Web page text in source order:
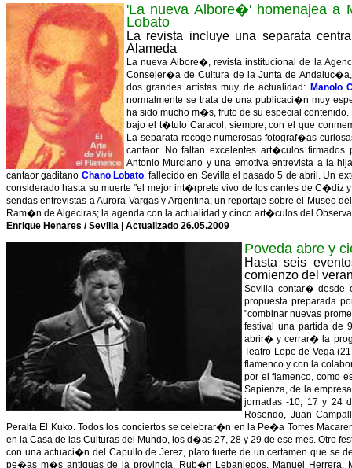
'La nueva Albore�' homenajea a
Lobato
La revista incluye una separata
Alameda
La nueva Albore�, revista institucional de la
Consejer�a de Cultura de la Junta de
dos grandes artistas muy de actualidad: Manolo
normalmente se trata de una publicaci�n muy
ha sido mucho m�s, fruto de su especial
bajo el t�tulo Caracol, siempre, con el que
La separata recoge numerosas fotograf�as
cantaor. No faltan excelentes art�culos
Antonio Murciano y una emotiva entrevista a la
cantaor gaditano Chano Lobato, fallecido en Sevilla el pasado 5 de abril. Un
considerado hasta su muerte "el mejor int�rprete vivo de los cantes de
sendas entrevistas a Aurora Vargas y Argentina; un reportaje sobre el Museo
Ram�n de Algeciras; la agenda con la actualidad y cinco art�culos del
Enrique Henares / Sevilla | Actualizado 26.05.2009
Poveda abre y
Hasta seis
comienzo del
Sevilla contar� desde
propuesta preparada
"combinar nuevas
festival una partida de
abrir� y cerrar� la
Teatro Lope de Vega
flamenco y con la
por el flamenco, como
Sapienza, de la
jornadas -10, 17 y 24
Rosendo, Juan
Peralta El Kuko. Todos los conciertos se celebrar�n en la Pe�a Torres
en la Casa de las Culturas del Mundo, los d�as 27, 28 y 29 de ese mes. Otro
con una actuaci�n del Capullo de Jerez, plato fuerte de un certamen que se
pe�as m�s antiguas de la provincia. Rub�n Lebaniegos, Manuel Herrera,